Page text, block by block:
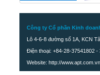
Công ty Cổ phần Kinh
Lô 4-6-8 đường số 1A, KCN
Điện thoại: +84-28-37541802
Website: http://